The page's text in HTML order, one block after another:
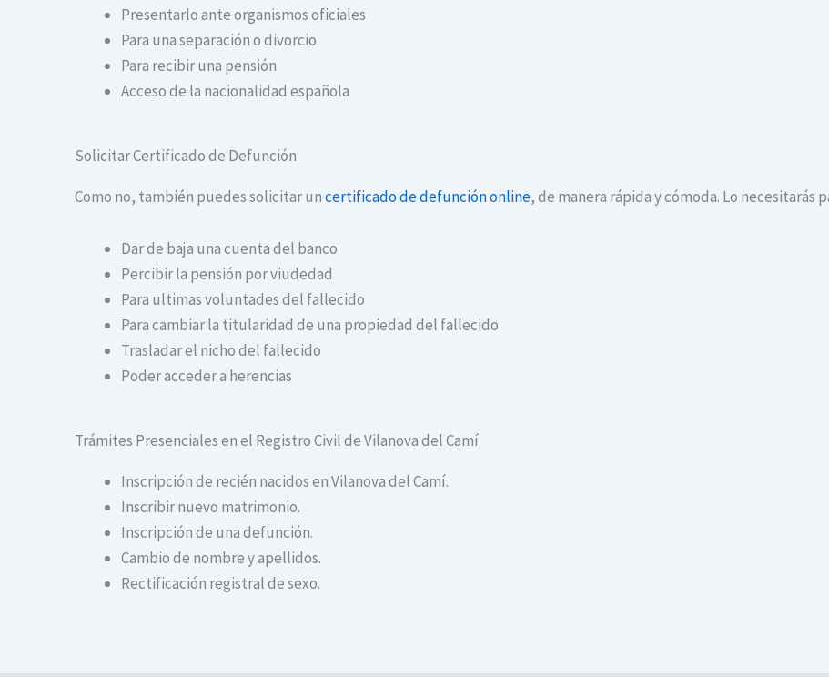
Presentarlo ante organismos oficiales
Para una separación o divorcio
Para recibir una pensión
Acceso de la nacionalidad española
Solicitar Certificado de Defunción
Como no, también puedes solicitar uncertificado de defunción online, de manera rápida y cómoda. Lo necesitarás
Dar de baja una cuenta del banco
Percibir la pensión por viudedad
Para ultimas voluntades del fallecido
Para cambiar la titularidad de una propiedad del fallecido
Trasladar el nicho del fallecido
Poder acceder a herencias
Trámites Presenciales en el Registro Civil de Vilanova del Camí
Inscripción de recién nacidos en Vilanova del Camí.
Inscribir nuevo matrimonio.
Inscripción de una defunción.
Cambio de nombre y apellidos.
Rectificación registral de sexo.